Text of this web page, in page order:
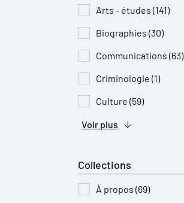
Arts - études (141)
Biographies (30)
Communications (63)
Criminologie (1)
Culture (59)
Voir plus
Collections
À propos (69)